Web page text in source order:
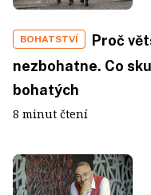
BOHATSTVÍ
Proč
nezbohatne. Co
bohatých
8 minut čtení